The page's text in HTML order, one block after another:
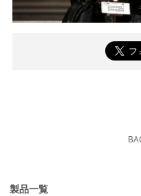
製品一覧